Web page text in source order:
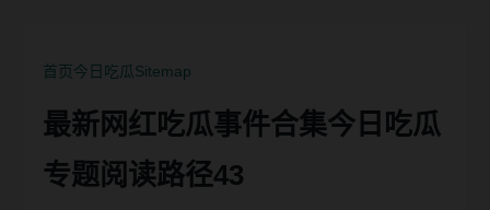
首页今日吃瓜Sitemap
最新网红吃瓜事件合集今日吃瓜
专题阅读路径43